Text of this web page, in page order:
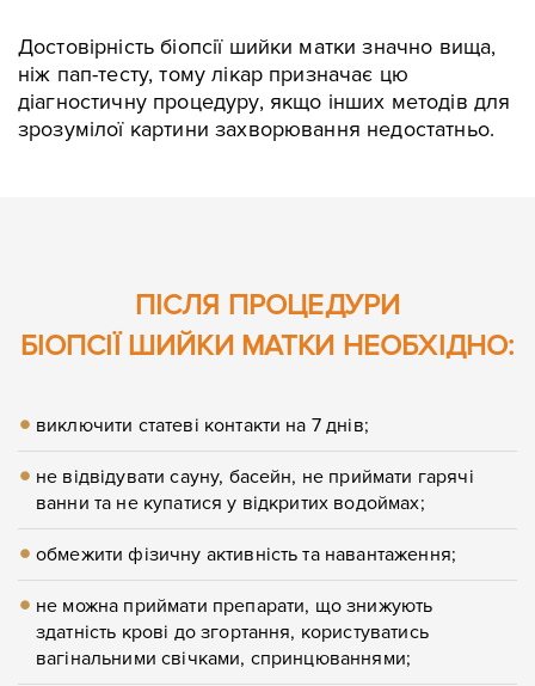
Достовірність біопсії шийки матки значно вища,
ніж пап-тесту, тому лікар призначає цю
діагностичну процедуру, якщо інших методів для
зрозумілої картини захворювання недостатньо.
ПІСЛЯ ПРОЦЕДУРИ
БІОПСІЇ ШИЙКИ МАТКИ НЕОБХІДНО:
виключити статеві контакти на 7 днів;
не відвідувати сауну, басейн, не приймати гарячі
ванни та не купатися у відкритих водоймах;
обмежити фізичну активність та навантаження;
не можна приймати препарати, що знижують
здатність крові до згортання, користуватись
вагінальними свічками, спринцюваннями;